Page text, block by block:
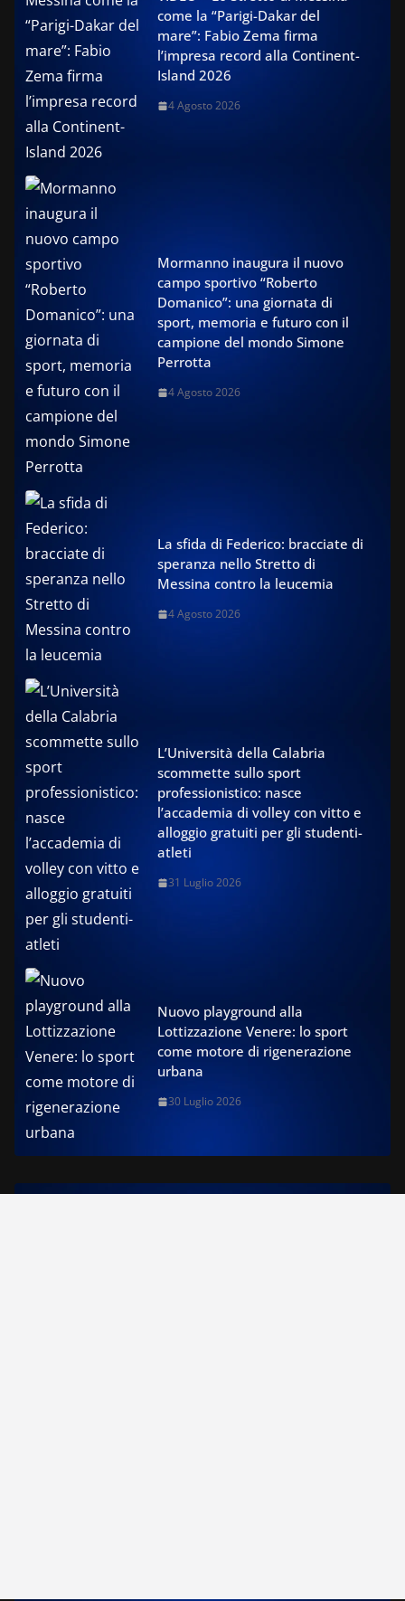
come la “Parigi-Dakar del
mare”: Fabio Zema firma
l’impresa record alla Continent-
Island 2026
4 Agosto 2026
Mormanno inaugura il nuovo
campo sportivo “Roberto
Domanico”: una giornata di
sport, memoria e futuro con il
campione del mondo Simone
Perrotta
4 Agosto 2026
La sfida di Federico: bracciate di
speranza nello Stretto di
Messina contro la leucemia
4 Agosto 2026
L’Università della Calabria
scommette sullo sport
professionistico: nasce
l’accademia di volley con vitto e
alloggio gratuiti per gli studenti-
atleti
31 Luglio 2026
Nuovo playground alla
Lottizzazione Venere: lo sport
come motore di rigenerazione
urbana
30 Luglio 2026